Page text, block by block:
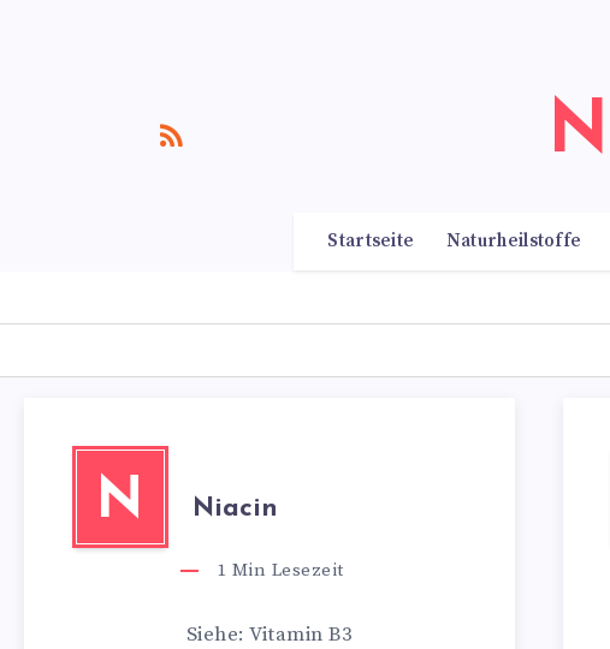
Startseite Naturheilstoffe
N Niacin
1 Min Lesezeit
Siehe: Vitamin B3